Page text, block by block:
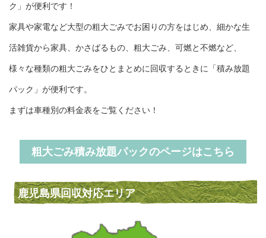
ク」が便利です！
家具や家電など大型の粗大ごみでお困りの方をはじめ、細かな生
活雑貨から家具、かさばるもの、粗大ごみ、可燃と不燃など、
様々な種類の粗大ごみをひとまとめに回収するときに「積み放題
パック」が便利です。
まずは車種別の料金表をご覧ください！
粗大ごみ積み放題パックのページはこちら
鹿児島県回収対応エリア